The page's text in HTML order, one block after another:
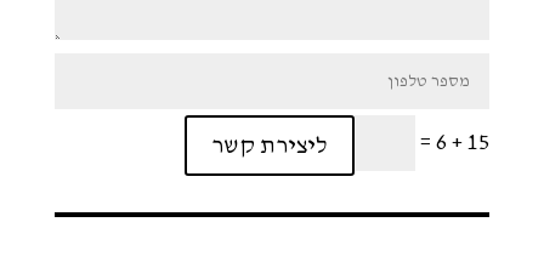
15 + 6
= ליצירת קשר